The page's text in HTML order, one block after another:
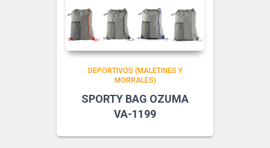
DEPORTIVOS (MALETINES Y
MORRALES)
SPORTY BAG OZUMA
VA-1199